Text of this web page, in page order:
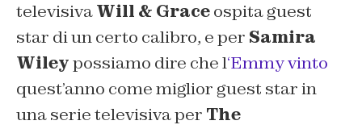
televisivaWill & Graceospita guest
star di un certo calibro, e per Samira
Wileypossiamo dire che l‘Emmy vinto
quest’anno come miglior guest star in
una serie televisiva per The